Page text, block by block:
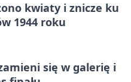
kwiaty i znicze ku
1944 roku
się w galerię i